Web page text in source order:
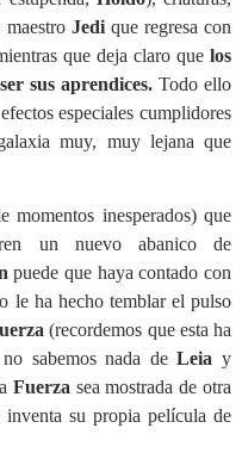
Jedique regresa con
que deja claro quelos
sus aprendices. Todo ello
especiales cumplidores
muy, muy lejana que
inesperados) que
un nuevo abanico de
puede que haya contado con
le ha hecho temblar el pulso
(recordemos que esta ha
sabemos nada deLeia y
Fuerza sea mostrada de otra
su propia película de